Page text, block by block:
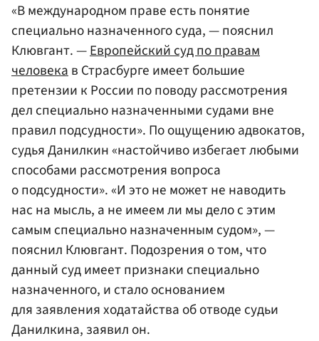
«В международном праве есть понятие
специально назначенного суда, — пояснил
Клювгант. —Европейский суд по правам
человекав Страсбурге имеет большие
претензии к России по поводу рассмотрения
дел специально назначенными судами вне
правил подсудности». По ощущению адвокатов,
судья Данилкин «настойчиво избегает любыми
способами рассмотрения вопроса
о подсудности». «И это не может не наводить
нас на мысль, а не имеем ли мы дело с этим
самым специально назначенным судом», —
пояснил Клювгант. Подозрения о том, что
данный суд имеет признаки специально
назначенного, и стало основанием
для заявления ходатайства об отводе судьи
Данилкина, заявил он.